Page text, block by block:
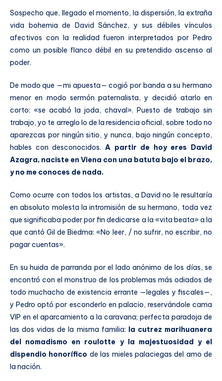
Sospecho que, llegado el momento, la dispersión, la extraña
vida bohemia de David Sánchez, y sus débiles vínculos
afectivos con la realidad fueron interpretados por Pedro
como un posible flanco débil en su pretendido ascenso al
poder.
De modo que —mi apuesta— cogió por banda a su hermano
menor en modo sermón paternalista, y decidió atarlo en
corto: «se acabó la joda, chaval». Puesto de trabajo sin
trabajo, yo te arreglo lo de la residencia oficial, sobre todo no
aparezcas por ningún sitio, y nunca, bajo ningún concepto,
hables con desconocidos. A partir de hoy eres David
Azagra, naciste en Viena con una batuta bajo el brazo,
y no me conoces de nada.
Como ocurre con todos los artistas, a David no le resultaría
en absoluto molesta la intromisión de su hermano, toda vez
que significaba poder por fin dedicarse a la «vita beata» a la
que cantó Gil de Biedma: «No leer, / no sufrir, no escribir, no
pagar cuentas».
En su huida de parranda por el lado anónimo de los días, se
encontró con el monstruo de los problemas más odiados de
todo muchacho de existencia errante —legales y fiscales—,
y Pedro optó por esconderlo en palacio, reservándole cama
VIP en el aparcamiento a la caravana; perfecta paradoja de
las dos vidas de la misma familia: la cutrez marihuanera
del nomadismo en roulotte y la majestuosidad y el
dispendio honorífico de las mieles palaciegas del amo de
la nación.